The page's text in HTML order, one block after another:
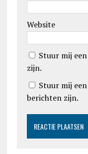
Website
Stuur mij
zijn.
Stuur mij
berichten zijn.